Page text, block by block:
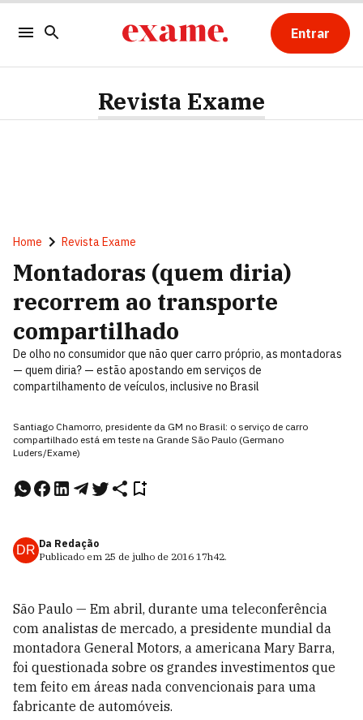
Entrar
Revista Exame
Home Revista Exame
Montadoras (quem diria)
recorrem ao transporte
compartilhado
De olho no consumidor que não quer carro próprio, as montadoras
— quem diria? — estão apostando em serviços de
compartilhamento de veículos, inclusive no Brasil
Santiago Chamorro, presidente da GM no Brasil: o serviço de carro
compartilhado está em teste na Grande São Paulo (Germano
Luders/Exame)
DR Da Redação
Publicado em 25 de julho de 2016 17h42.
São Paulo — Em abril, durante uma te­leconferência
com analistas de mercado, a pre­sidente mundial da
monta­dora General Motors, a americana Mary Barra,
foi questionada sobre os grandes investimentos que
tem feito em áreas nada convencionais para uma
fabricante de automóveis.